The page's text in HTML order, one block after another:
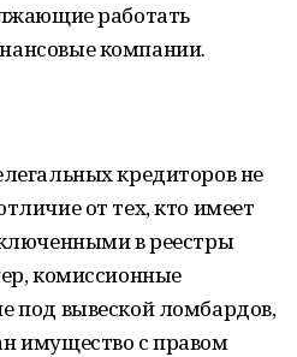
работать
компании.
кредиторов не
от тех, кто имеет
в реестры
комиссионные
под вывеской ломбардов,
имущество с правом